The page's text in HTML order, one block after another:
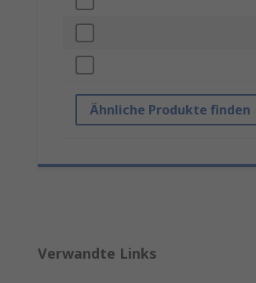
Ähnliche Produkte finden
Verwandte Links